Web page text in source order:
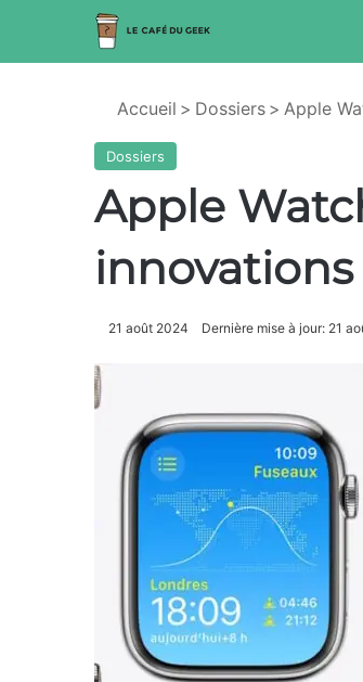
Accueil > Dossiers > Apple
Dossiers
Apple
21 août 2024 Dernière mise à jour: 21